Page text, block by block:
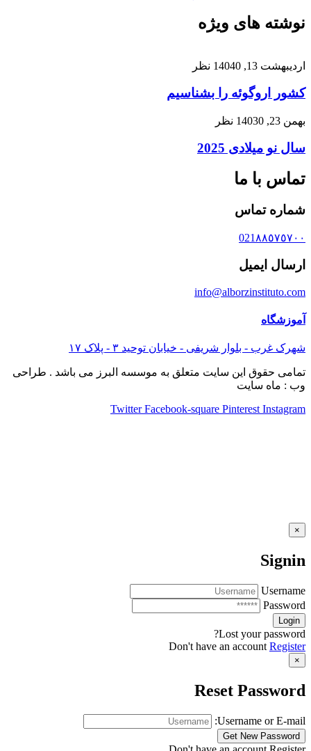
نوشته های ویژه
اردیبهشت 13, 1404 0 نظر
کشور اروگوئه را بشناسیم
بهمن 23, 1403 0 نظر
سال نو میلادی 2025
تماس با ما
شماره تماس
021٨٨٥٧٥٧٠٠
ارسال ایمیل
info@alborzinstituto.com
آموزشگاه
شهرک غرب - بلوار شریفی - خیابان توحید ٣ - پلاک ١٧
تمامی حقوق این سایت متعلق به موسسه البرز می باشد . طراحی
وب : ماه سایت
Twitter Facebook-square Pinterest Instagram
×
Signin
Username
Password
Lost your password?
Don't have an account Register
×
Reset Password
Username or E-mail: